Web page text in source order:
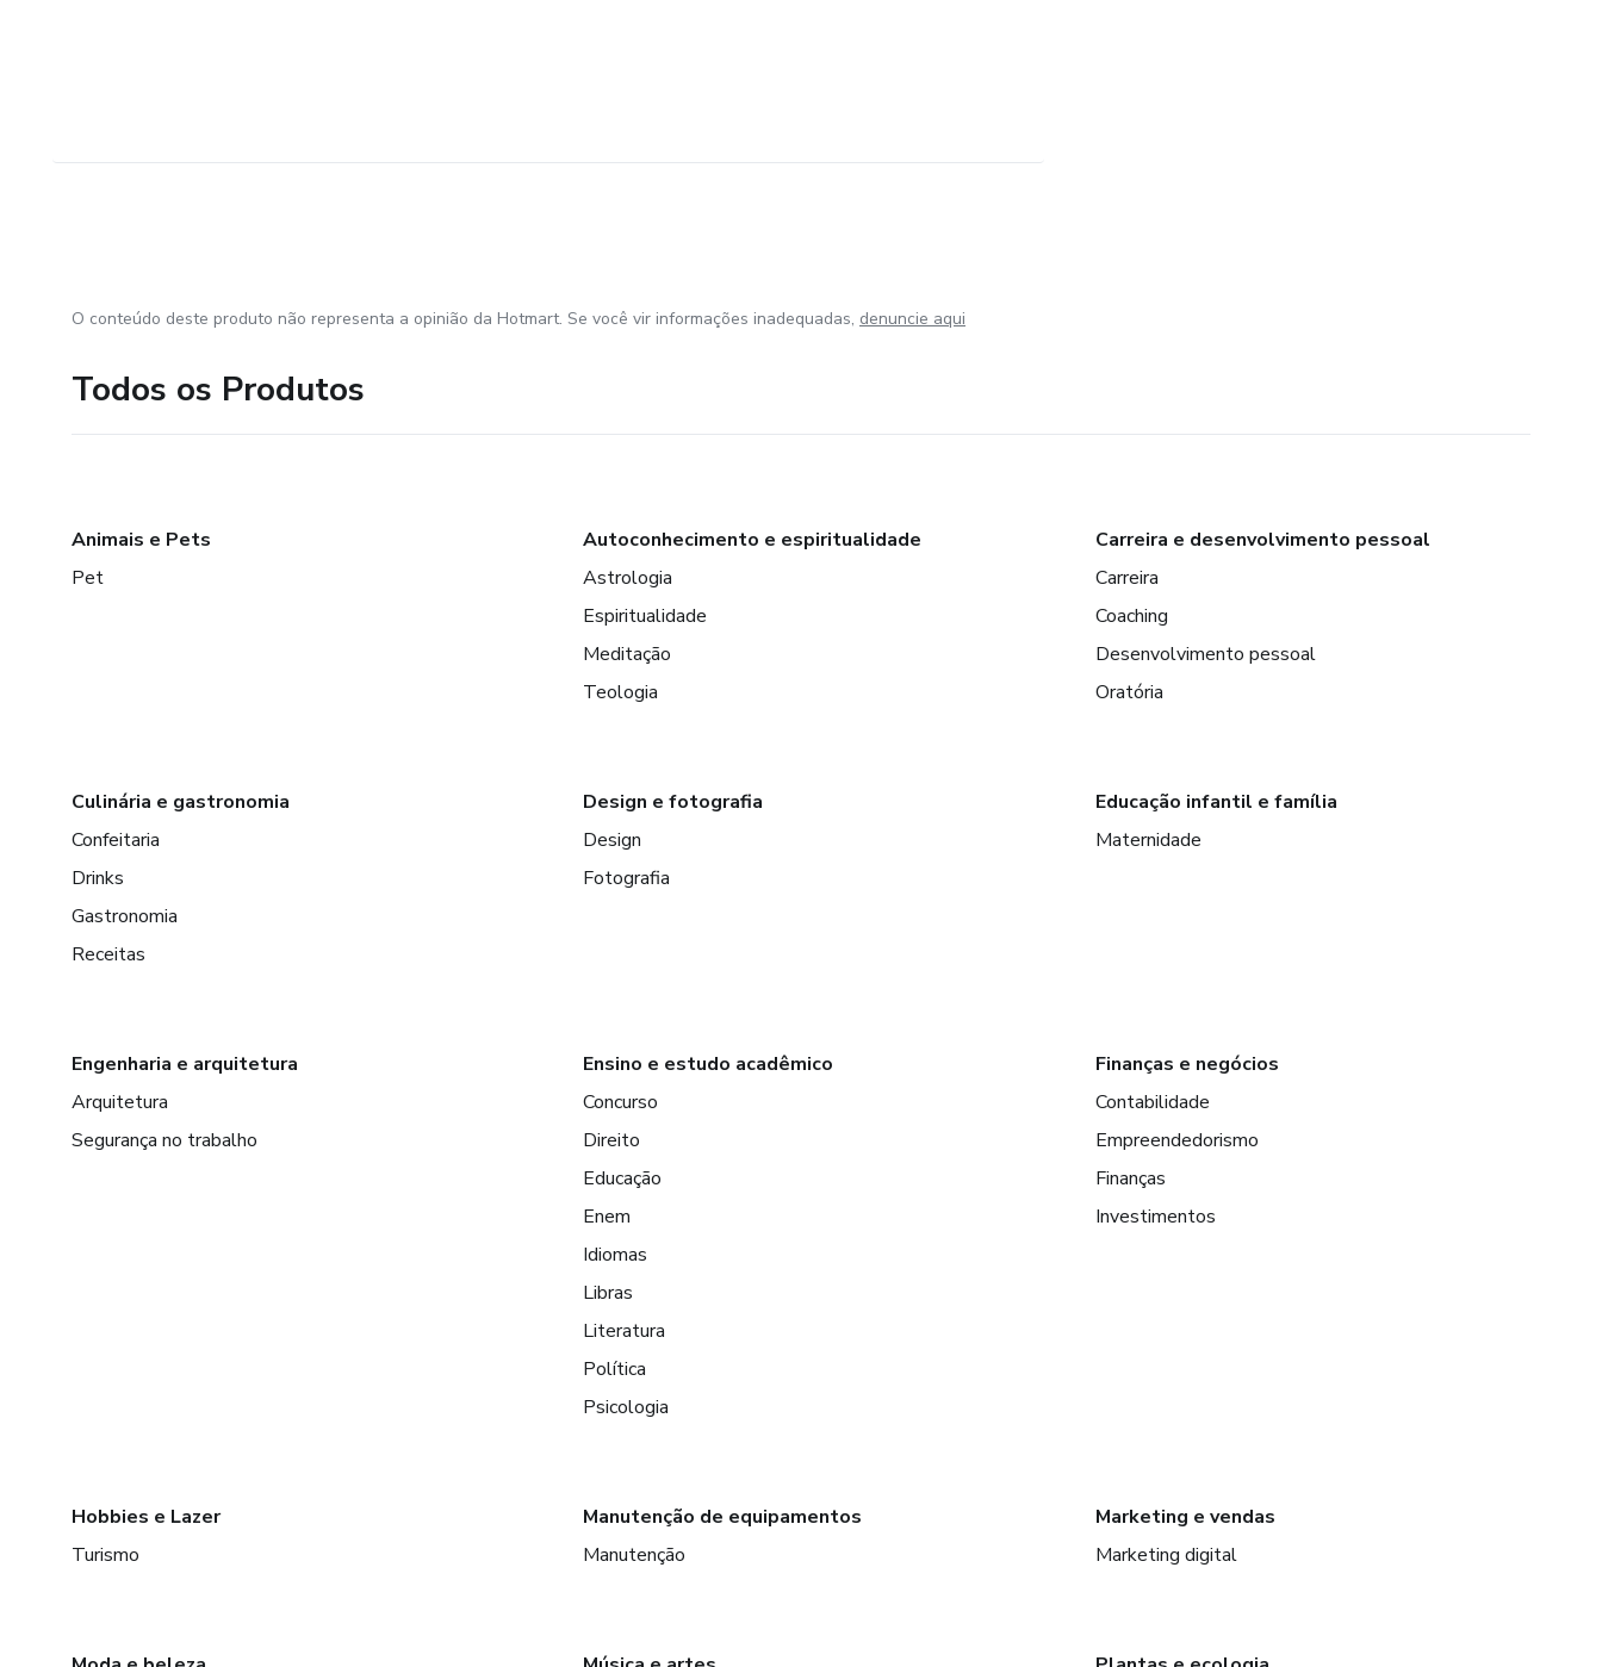
O conteúdo deste produto não representa a opinião da Hotmart. Se você vir informações inadequadas, denuncie aqui
Todos os Produtos
Animais e Pets
Pet
Autoconhecimento e espiritualidade
Astrologia
Espiritualidade
Meditação
Teologia
Carreira e desenvolvimento pessoal
Carreira
Coaching
Desenvolvimento pessoal
Oratória
Culinária e gastronomia
Confeitaria
Drinks
Gastronomia
Receitas
Design e fotografia
Design
Fotografia
Educação infantil e família
Maternidade
Engenharia e arquitetura
Arquitetura
Segurança no trabalho
Ensino e estudo acadêmico
Concurso
Direito
Educação
Enem
Idiomas
Libras
Literatura
Política
Psicologia
Finanças e negócios
Contabilidade
Empreendedorismo
Finanças
Investimentos
Hobbies e Lazer
Turismo
Manutenção de equipamentos
Manutenção
Marketing e vendas
Marketing digital